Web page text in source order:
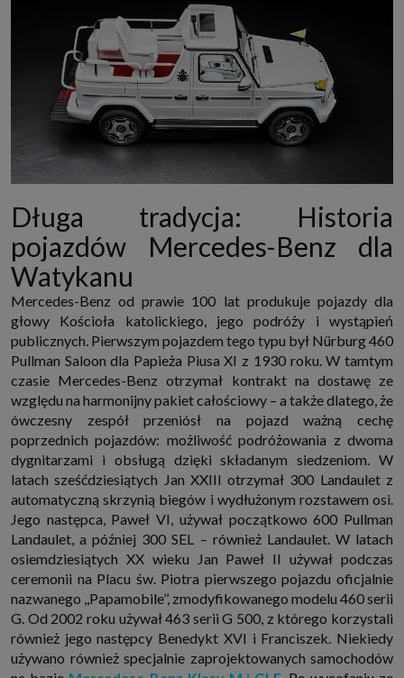
Długa tradycja: Historia
pojazdów Mercedes-Benz dla
Watykanu
Mercedes-Benz od prawie 100 lat produkuje pojazdy dla
głowy Kościoła katolickiego, jego podróży i wystąpień
publicznych. Pierwszym pojazdem tego typu był Nürburg 460
Pullman Saloon dla Papieża Piusa XI z 1930 roku. W tamtym
czasie Mercedes-Benz otrzymał kontrakt na dostawę ze
względu na harmonijny pakiet całościowy – a także dlatego, że
ówczesny zespół przeniósł na pojazd ważną cechę
poprzednich pojazdów: możliwość podróżowania z dwoma
dygnitarzami i obsługą dzięki składanym siedzeniom. W
latach sześćdziesiątych Jan XXIII otrzymał 300 Landaulet z
automatyczną skrzynią biegów i wydłużonym rozstawem osi.
Jego następca, Paweł VI, używał początkowo 600 Pullman
Landaulet, a później 300 SEL – również Landaulet. W latach
osiemdziesiątych XX wieku Jan Paweł II używał podczas
ceremonii na Placu św. Piotra pierwszego pojazdu oficjalnie
nazwanego ,,Papamobile’’, zmodyfikowanego modelu 460 serii
G. Od 2002 roku używał 463 serii G 500, z którego korzystali
również jego następcy Benedykt XVI i Franciszek. Niekiedy
używano również specjalnie zaprojektowanych samochodów